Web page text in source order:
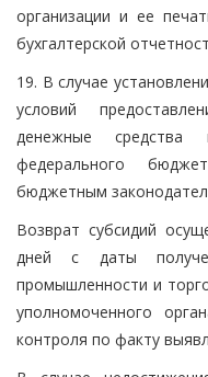
организации и ее
бухгалтерской
19. В случае
условий
денежные
федерального
бюджетным
Возврат субсидий
дней с даты
промышленности и
уполномоченного
контроля по факту